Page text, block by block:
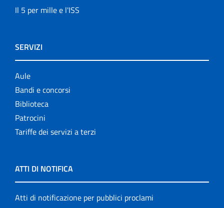
Il 5 per mille e l'ISS
SERVIZI
Aule
Bandi e concorsi
Biblioteca
Patrocini
Tariffe dei servizi a terzi
ATTI DI NOTIFICA
Atti di notificazione per pubblici proclami